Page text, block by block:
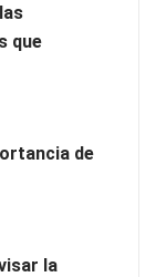
que
de
la